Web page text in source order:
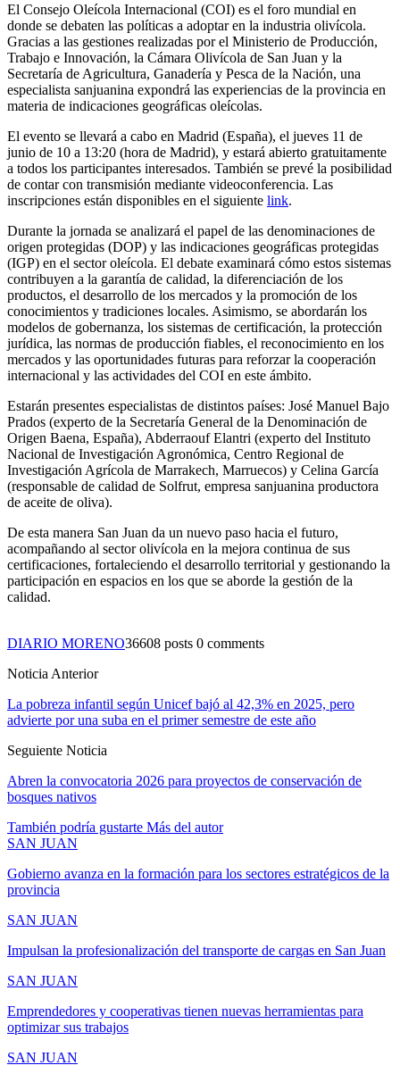
El Consejo Oleícola Internacional (COI) es el foro mundial en
donde se debaten las políticas a adoptar en la industria olivícola.
Gracias a las gestiones realizadas por el Ministerio de Producción,
Trabajo e Innovación, la Cámara Olivícola de San Juan y la
Secretaría de Agricultura, Ganadería y Pesca de la Nación, una
especialista sanjuanina expondrá las experiencias de la provincia en
materia de indicaciones geográficas oleícolas.
El evento se llevará a cabo en Madrid (España), el jueves 11 de
junio de 10 a 13:20 (hora de Madrid), y estará abierto gratuitamente
a todos los participantes interesados. También se prevé la posibilidad
de contar con transmisión mediante videoconferencia. Las
inscripciones están disponibles en el siguiente link.
Durante la jornada se analizará el papel de las denominaciones de
origen protegidas (DOP) y las indicaciones geográficas protegidas
(IGP) en el sector oleícola. El debate examinará cómo estos sistemas
contribuyen a la garantía de calidad, la diferenciación de los
productos, el desarrollo de los mercados y la promoción de los
conocimientos y tradiciones locales. Asimismo, se abordarán los
modelos de gobernanza, los sistemas de certificación, la protección
jurídica, las normas de producción fiables, el reconocimiento en los
mercados y las oportunidades futuras para reforzar la cooperación
internacional y las actividades del COI en este ámbito.
Estarán presentes especialistas de distintos países: José Manuel Bajo
Prados (experto de la Secretaría General de la Denominación de
Origen Baena, España), Abderraouf Elantri (experto del Instituto
Nacional de Investigación Agronómica, Centro Regional de
Investigación Agrícola de Marrakech, Marruecos) y Celina García
(responsable de calidad de Solfrut, empresa sanjuanina productora
de aceite de oliva).
De esta manera San Juan da un nuevo paso hacia el futuro,
acompañando al sector olivícola en la mejora continua de sus
certificaciones, fortaleciendo el desarrollo territorial y gestionando la
participación en espacios en los que se aborde la gestión de la
calidad.
DIARIO MORENO36608 posts 0 comments
Noticia Anterior
La pobreza infantil según Unicef bajó al 42,3% en 2025, pero
advierte por una suba en el primer semestre de este año
Seguiente Noticia
Abren la convocatoria 2026 para proyectos de conservación de
bosques nativos
También podría gustarte Más del autor
SAN JUAN
Gobierno avanza en la formación para los sectores estratégicos de la
provincia
SAN JUAN
Impulsan la profesionalización del transporte de cargas en San Juan
SAN JUAN
Emprendedores y cooperativas tienen nuevas herramientas para
optimizar sus trabajos
SAN JUAN